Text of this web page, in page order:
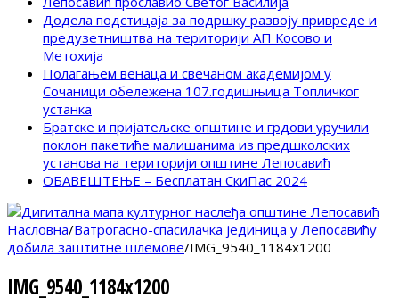
Додела подстицаја за подршку развоју привреде и
предузетништва на територији АП Косово и
Метохија
Полагањем венаца и свечаном академијом у
Сочаници обележена 107.годишњица Топличког
устанка
Братске и пријатељске општине и грдови уручили
поклон пакетиће малишанима из предшколских
установа на територији општине Лепосавић
ОБАВЕШТЕЊЕ – Бесплатан СкиПас 2024
Насловна/Ватрогасно-спасилачка јединица y Лепосавићy
добила заштитне шлемове/IMG_9540_1184x1200
IMG_9540_1184x1200